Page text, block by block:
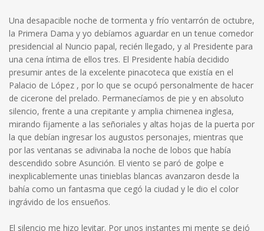
Una desapacible noche de tormenta y frío ventarrón de octubre,
la Primera Dama y yo debíamos aguardar en un tenue comedor
presidencial al Nuncio papal, recién llegado, y al Presidente para
una cena íntima de ellos tres. El Presidente había decidido
presumir antes de la excelente pinacoteca que existía en el
Palacio de López , por lo que se ocupó personalmente de hacer
de cicerone del prelado. Permanecíamos de pie y en absoluto
silencio, frente a una crepitante y amplia chimenea inglesa,
mirando fijamente a las señoriales y altas hojas de la puerta por
la que debían ingresar los augustos personajes, mientras que
por las ventanas se adivinaba la noche de lobos que había
descendido sobre Asunción. El viento se paró de golpe e
inexplicablemente unas tinieblas blancas avanzaron desde la
bahía como un fantasma que cegó la ciudad y le dio el color
ingrávido de los ensueños.
El silencio me hizo levitar. Por unos instantes mi mente se dejó